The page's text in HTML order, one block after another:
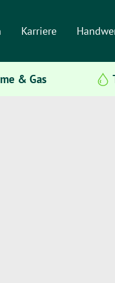
Karriere
& Gas